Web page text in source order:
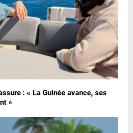
: « La Guinée avance, ses
»